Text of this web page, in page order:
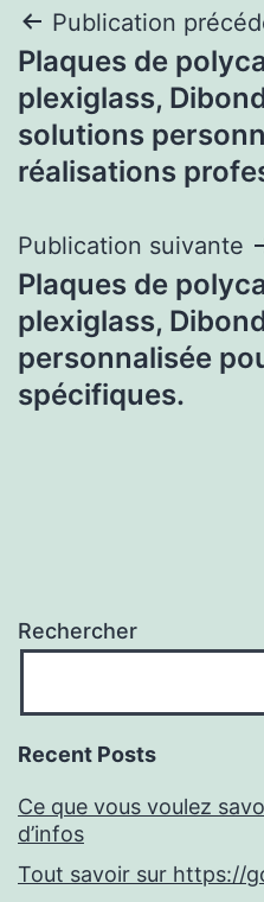
Navigation
de
l’article
Publication
Plaques de
plexiglass,
solutions
réalisations
Publication suivante
Plaques de
plexiglass,
personnalisée
spécifiques.
Rechercher
Recent Posts
Ce que vous voulez
d’infos
Tout savoir sur https://